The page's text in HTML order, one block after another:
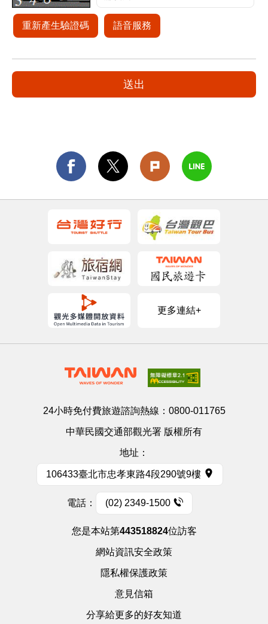
重新產生驗證碼 語音服務
更多連結+
24小時免付費旅遊諮詢熱線： 0800-011765
中華民國交通部觀光署 版權所有
地址：
106433臺北市忠孝東路4段290號9樓
電話： (02) 2349-1500
您是本站第443518824位訪客
網站資訊安全政策
隱私權保護政策
意見信箱
分享給更多的好友知道